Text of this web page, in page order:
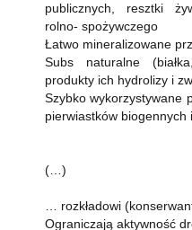
publicznych, resztki
rolno- spożywczego
Łatwo mineralizowane
Subs naturalne
produkty ich hydrolizy i
Szybko wykorzystywane
pierwiastków biogennych
(…)
… rozkładowi
Ograniczają aktywność